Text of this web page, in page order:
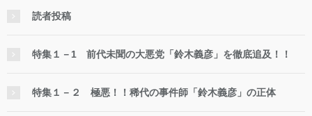
読者投稿
特集１－1 前代未聞の大悪党「鈴木義彦」を徹底追及！！
特集１－２ 極悪！！稀代の事件師「鈴木義彦」の正体